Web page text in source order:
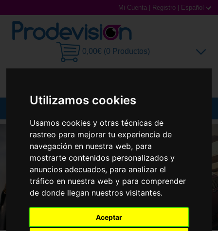
Utilizamos cookies
Usamos cookies y otras técnicas de
rastreo para mejorar tu experiencia de
navegación en nuestra web, para
mostrarte contenidos personalizados y
anuncios adecuados, para analizar el
tráfico en nuestra web y para comprender
de donde llegan nuestros visitantes.
Aceptar
Mi Cuenta Registro Español
0,00€ (0 Productos)
Gafas de Sol
Gafas Graduadas
Gafas Deportivas
Lentillas
Accesorios